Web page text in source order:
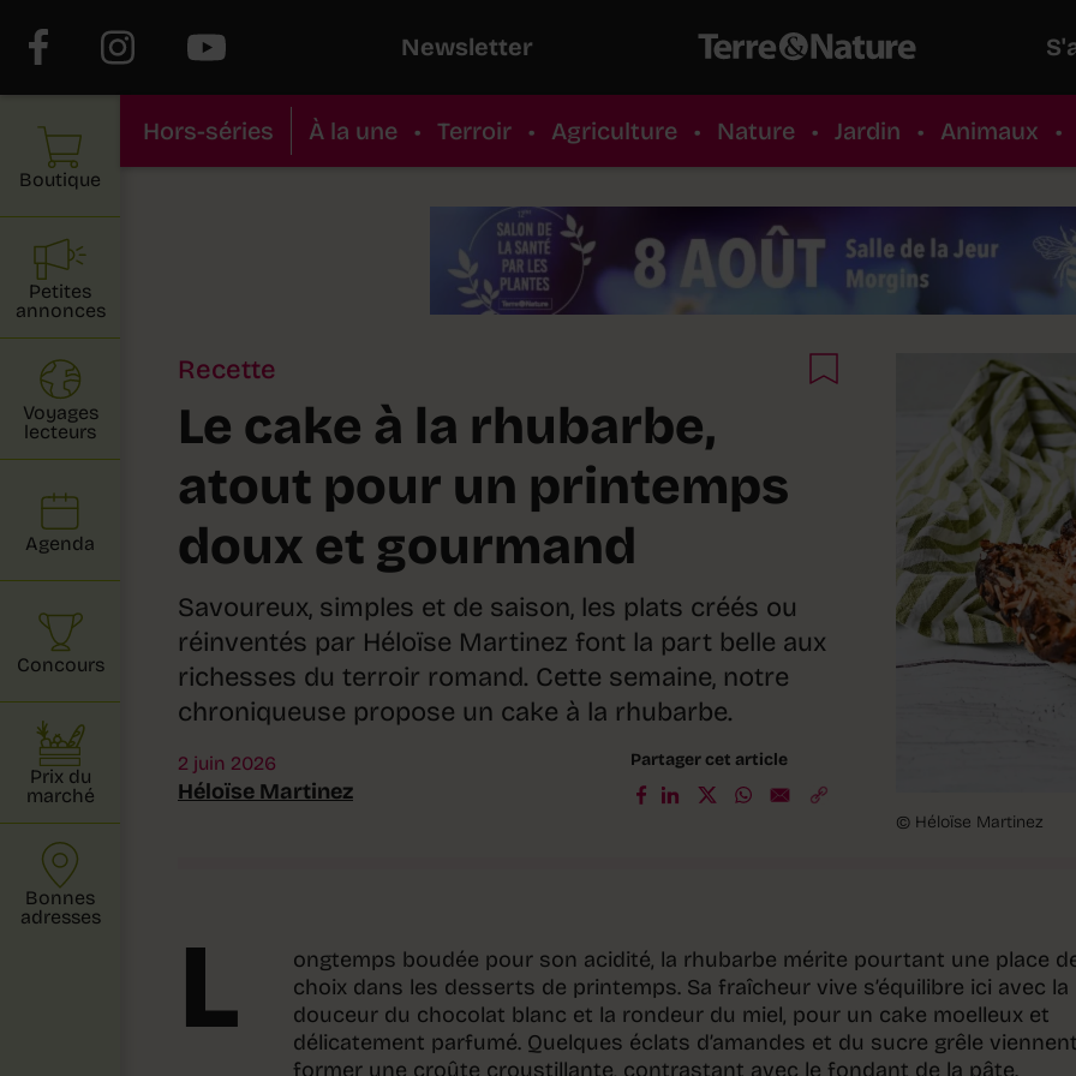
Newsletter
Hors-séries À la une • Terroir • Agriculture • Nature • Jardin • Animaux •
Recette
Le cake à la rhubarbe,
atout pour un printemps
doux et gourmand
Savoureux, simples et de saison, les plats créés ou
réinventés par Héloïse Martinez font la part belle aux
richesses du terroir romand. Cette semaine, notre
chroniqueuse propose un cake à la rhubarbe.
2 juin 2026
Héloïse Martinez
Partager cet article
© Héloïse Martinez
L
ongtemps boudée pour son acidité, la rhubarbe mérite pourtant une place
choix dans les desserts de printemps. Sa fraîcheur vive s’équilibre ici avec la
douceur du chocolat blanc et la rondeur du miel, pour un cake moelleux et
délicatement parfumé. Quelques éclats d’amandes et du sucre grêle
former une croûte croustillante, contrastant avec le fondant de la pâte.
Boutique
Petites
annonces
Voyages
lecteurs
Agenda
Concours
Prix du
marché
Bonnes
adresses